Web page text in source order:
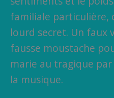
familiale particulière,
lourd secret. Un faux
fausse moustache
marie au tragique
la musique.